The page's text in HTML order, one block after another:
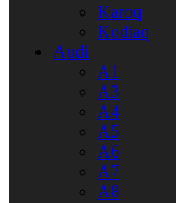
Karoq
Kodiaq
Audi
A1
A3
A4
A5
A6
A7
A8